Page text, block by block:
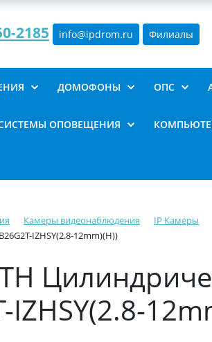
2185 info@ipdrom.ru Филиалы
ДОМОФОНЫ ОПС
ОПОВЕЩЕНИЯ
Камеры видеонаблюдения
IP Камеры
IZHSY(2.8-12mm)(H))
IZHSY(2.8-